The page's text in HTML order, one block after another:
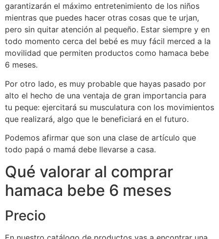
garantizarán el máximo entretenimiento de los niños
mientras que puedes hacer otras cosas que te urjan,
pero sin quitar atención al pequeño. Estar siempre y en
todo momento cerca del bebé es muy fácil merced a la
movilidad que permiten productos como hamaca bebe
6 meses.
Por otro lado, es muy probable que hayas pasado por
alto el hecho de una ventaja de gran importancia para
tu peque: ejercitará su musculatura con los movimientos
que realizará, algo que le beneficiará en el futuro.
Podemos afirmar que son una clase de artículo que
todo papá o mamá debe llevarse a casa.
Qué valorar al comprar
hamaca bebe 6 meses
Precio